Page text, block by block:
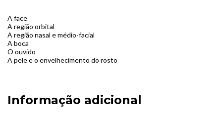
A face
A região orbital
A região nasal e médio-facial
A boca
O ouvido
A pele e o envelhecimento do rosto
Informação adicional